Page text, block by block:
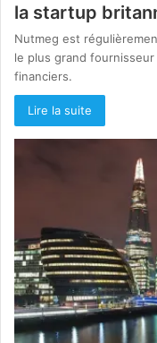
la startup
Nutmeg est
le plus grand
financiers.
Lire la suite